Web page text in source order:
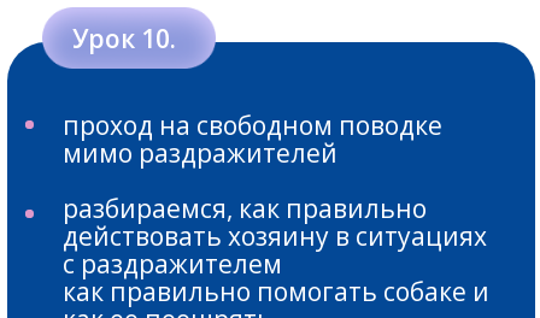
если у вас щенок и вы хотите
воспитывать его правильно
упражнений, но собака
выполняет их не всегда